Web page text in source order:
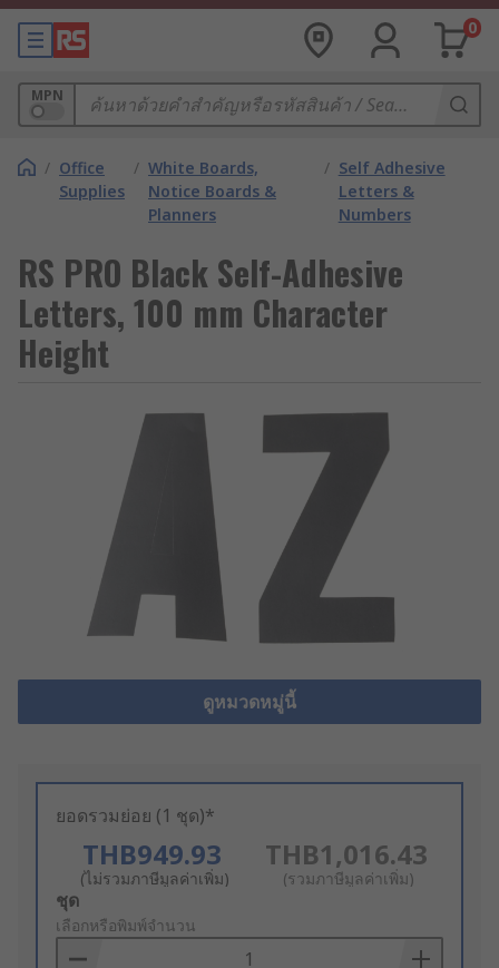
0
MPN
/ Office
Supplies
/ White Boards,
Notice Boards &
Planners
/ Self Adhesive
Letters &
Numbers
RS PRO Black Self-Adhesive
Letters, 100 mm Character
Height
ดูหมวดหมู่นี้
ยอดรวมย่อย (1 ชุด)*
THB949.93
(ไม่รวมภาษีมูลค่าเพิ่ม)
THB1,016.43
(รวมภาษีมูลค่าเพิ่ม)
Add
to
Basket
ชุด
เลือกหรือพิมพ์จำนวน